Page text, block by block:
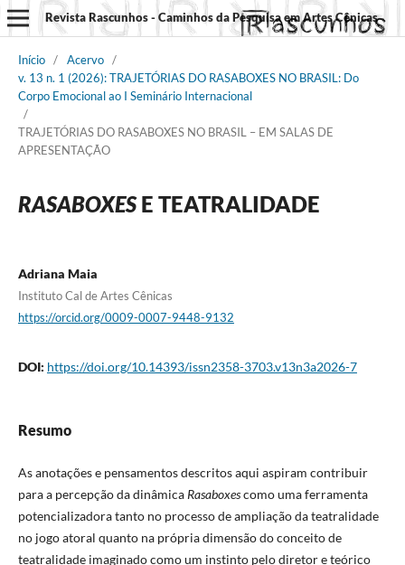
Revista Rascunhos - Caminhos da Pesquisa em Artes Cênicas
Início / Acervo /
v. 13 n. 1 (2026): TRAJETÓRIAS DO RASABOXES NO BRASIL: Do
Corpo Emocional ao I Seminário Internacional
/
TRAJETÓRIAS DO RASABOXES NO BRASIL – EM SALAS DE
APRESENTAÇÃO
RASABOXESE TEATRALIDADE
Adriana Maia
Instituto Cal de Artes Cênicas
https://orcid.org/0009-0007-9448-9132
DOI: https://doi.org/10.14393/issn2358-3703.v13n3a2026-7
Resumo
As anotações e pensamentos descritos aqui aspiram contribuir
para a percepção da dinâmica Rasaboxescomo uma ferramenta
potencializadora tanto no processo de ampliação da teatralidade
no jogo atoral quanto na própria dimensão do conceito de
teatralidade imaginado como um instinto pelo diretor e teórico